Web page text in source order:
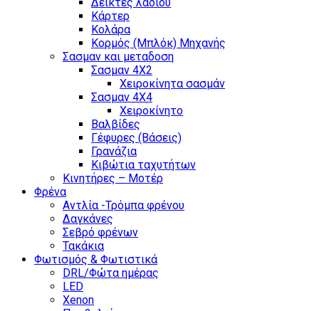
Κάρτερ
Κολάρα
Κορμός (Μπλόκ) Μηχανής
Σασμαν και μεταδοση
Σασμαν 4Χ2
Χειροκίνητα σασμάν
Σασμαν 4Χ4
Χειροκίνητο
Βαλβίδες
Γέφυρες (Βάσεις)
Γρανάζια
Κιβώτια ταχυτήτων
Κινητήρες – Μοτέρ
Φρένα
Αντλία -Τρόμπα φρένου
Δαγκάνες
Σεβρό φρένων
Τακάκια
Φωτισμός & Φωτιστικά
DRL/Φώτα ημέρας
LED
Xenon